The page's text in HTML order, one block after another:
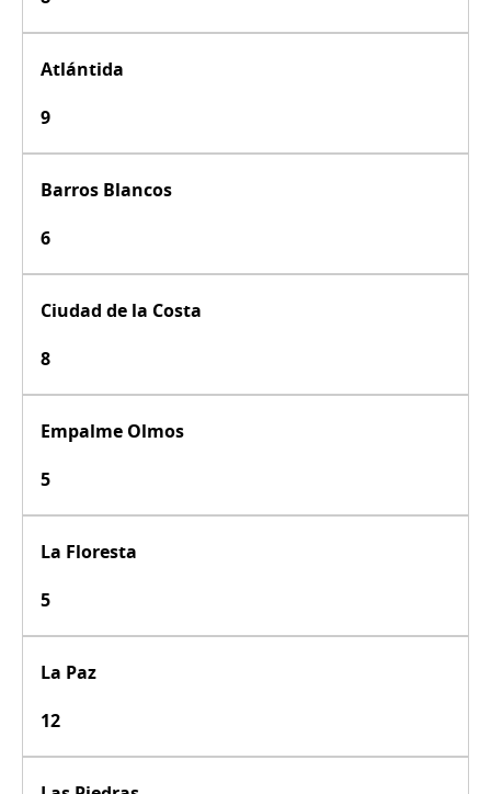
Atlántida
9
Barros Blancos
6
Ciudad de la Costa
8
Empalme Olmos
5
La Floresta
5
La Paz
12